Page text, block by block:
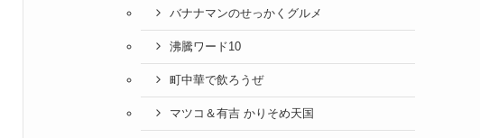
バナナマンのせっかくグルメ
沸騰ワード10
町中華で飲ろうぜ
マツコ＆有吉 かりそめ天国